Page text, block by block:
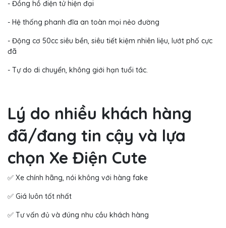
- Đồng hồ điện tử hiện đại
- Hệ thống phanh đĩa an toàn mọi nẻo đường
- Động cơ 50cc siêu bền, siêu tiết kiệm nhiên liệu, lướt phố cực
đã
- Tự do di chuyển, không giới hạn tuổi tác.
Lý do nhiều khách hàng
đã/đang tin cậy và lựa
chọn Xe Điện Cute
✅ Xe chính hãng, nói không với hàng fake
✅ Giá luôn tốt nhất
✅ Tư vấn đủ và đúng nhu cầu khách hàng